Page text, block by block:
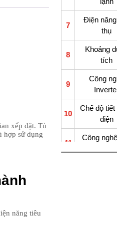
xếp đặt. Tủ
hợp sử dụng
năng tiêu
7
Điện
thụ
8
Khoảng
tích
9
Công
10
Chế độ tiết
điện
11
Công
Công
kháng